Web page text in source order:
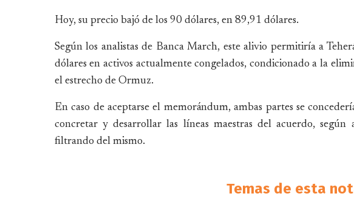
Hoy, su precio bajó de los 90 dólares, en 89,91 dólares.
Según los analistas de Banca March, este alivio permitiría a
dólares en activos actualmente congelados, condicionado a la
el estrecho de Ormuz.
En caso de aceptarse el memorándum, ambas partes se
concretar y desarrollar las líneas maestras del acuerdo,
filtrando del mismo.
Temas de esta